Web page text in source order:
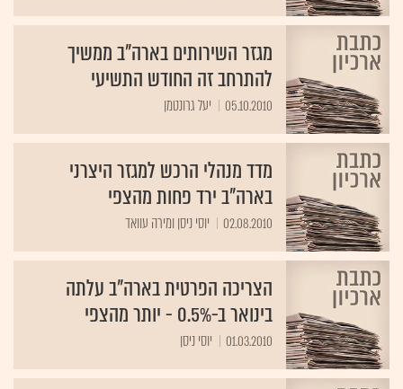
מגזר השירותים בארה"ב ממשיך
להתרחב זה החודש התשיעי
05.10.2010 יעל גרונטמן
מדד מנהלי הרכש למגזר היצרני
בארה"ב ירד פחות מהצפי
02.08.2010 יוסי ניסן ומירה עוואד
הצריכה הפרטית בארה"ב עלתה
בינואר ב-0.5% - יותר מהצפי
01.03.2010 יוסי ניסן